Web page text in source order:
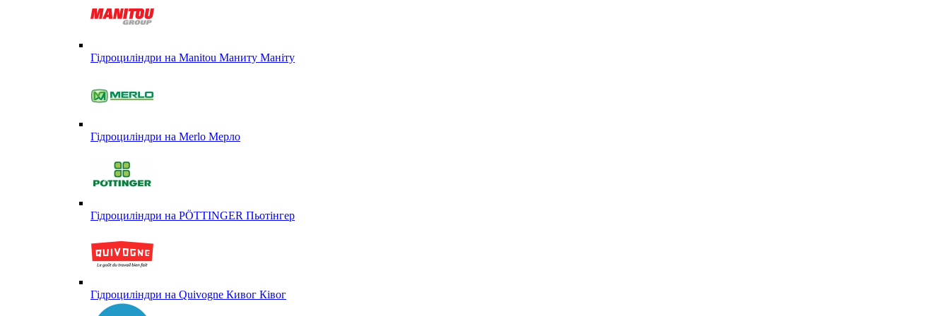
Гідроциліндри на Manitou Маниту Маніту
Гідроциліндри на Merlo Мерло
Гідроциліндри на PÖTTINGER Пьотінгер
Гідроциліндри на Quivogne Кивог Ківог